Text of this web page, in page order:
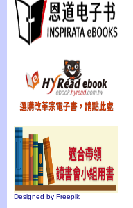
Designed by Freepik